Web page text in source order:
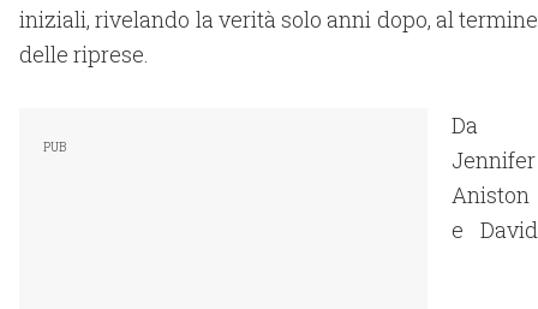
iniziali, rivelando la verità solo anni dopo, al termine
delle riprese.
Da
Jennifer
Aniston
e David